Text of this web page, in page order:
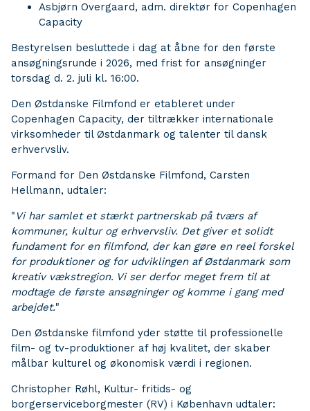
Asbjørn Overgaard, adm. direktør for Copenhagen
Capacity
Bestyrelsen besluttede i dag at åbne for den første
ansøgningsrunde i 2026, med frist for ansøgninger
torsdag d. 2. juli kl. 16:00.
Den Østdanske Filmfond er etableret under
Copenhagen Capacity, der tiltrækker internationale
virksomheder til Østdanmark og talenter til dansk
erhvervsliv.
Formand for Den Østdanske Filmfond, Carsten
Hellmann, udtaler:
" Vi har samlet et stærkt partnerskab på tværs af
kommuner, kultur og erhvervsliv. Det giver et solidt
fundament for en filmfond, der kan gøre en reel forskel
for produktioner og for udviklingen af Østdanmark som
kreativ vækstregion. Vi ser derfor meget frem til at
modtage de første ansøgninger og komme i gang med
arbejdet."
Den Østdanske filmfond yder støtte til professionelle
film- og tv-produktioner af høj kvalitet, der skaber
målbar kulturel og økonomisk værdi i regionen.
Christopher Røhl, Kultur- fritids- og
borgerserviceborgmester (RV) i København udtaler: